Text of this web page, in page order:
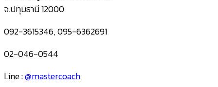
จ.ปทุมธานี 12000
092-3615346, 095-6362691
02-046-0544
Line :@mastercoach